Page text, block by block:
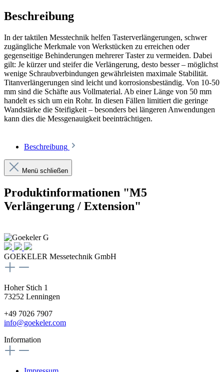
Beschreibung
In der taktilen Messtechnik helfen Tasterverlängerungen, schwer
zugängliche Merkmale von Werkstücken zu erreichen oder
gegenseitige Behinderungen mehrerer Taster zu vermeiden. Dabei
gilt: Je kürzer und steifer die Verlängerung, desto besser – möglichst
wenige Schraubverbindungen gewährleisten maximale Stabilität.
Titanverlängerungen sind leicht und korrosionsbeständig. Von 10-50
mm sind die Schäfte aus Vollmaterial. Ab einer Länge von 50 mm
handelt es sich um ein Rohr. In diesen Fällen limitiert die geringe
Wandstärke die Steifigkeit – besonders bei längeren Anwendungen
kann dies die Messgenauigkeit beeinträchtigen.
Beschreibung
Menü schließen
Produktinformationen "M5
Verlängerung / Extension"
GOEKELER Messetechnik GmbH
Hoher Stich 1
73252 Lenningen
+49 7026 7907
info@goekeler.com
Information